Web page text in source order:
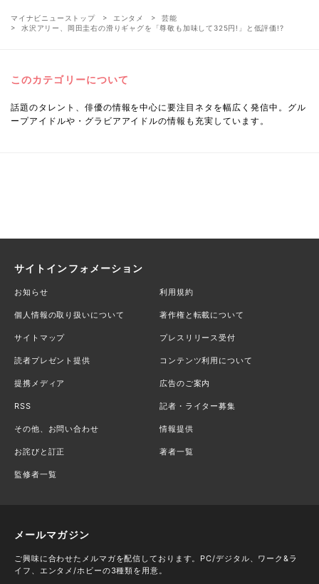
マイナビニューストップ エンタメ
芸能
水沢アリー、岡田圭右の滑りギャグを「尊敬も加味して325円!」と低評価!?
このカテゴリーについて
話題のタレント、俳優の情報を中心に要注目ネタを幅広く発信中。グル
ープアイドルや・グラビアアイドルの情報も充実しています。
サイトインフォメーション
お知らせ 利用規約
個人情報の取り扱いについて 著作権と転載について
サイトマップ プレスリリース受付
読者プレゼント提供 コンテンツ利用について
提携メディア 広告のご案内
RSS 記者・ライター募集
その他、お問い合わせ 情報提供
お詫びと訂正 著者一覧
監修者一覧
メールマガジン
ご興味に合わせたメルマガを配信しております。PC/デジタル、ワーク&ラ
イフ、エンタメ/ホビーの3種類を用意。